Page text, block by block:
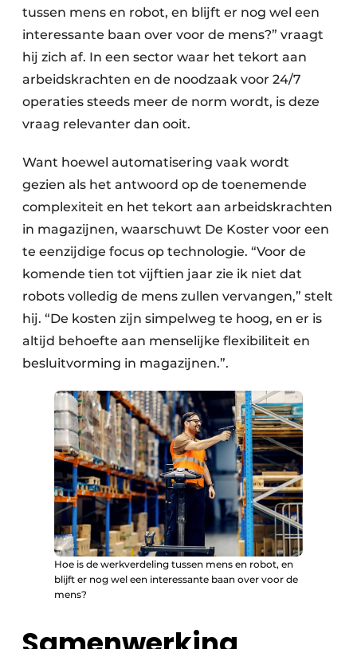
tussen mens en robot, en blijft er nog wel een
interessante baan over voor de mens?” vraagt
hij zich af. In een sector waar het tekort aan
arbeidskrachten en de noodzaak voor 24/7
operaties steeds meer de norm wordt, is deze
vraag relevanter dan ooit.
Want hoewel automatisering vaak wordt
gezien als het antwoord op de toenemende
complexiteit en het tekort aan arbeidskrachten
in magazijnen, waarschuwt De Koster voor een
te eenzijdige focus op technologie. “Voor de
komende tien tot vijftien jaar zie ik niet dat
robots volledig de mens zullen vervangen,” stelt
hij. “De kosten zijn simpelweg te hoog, en er is
altijd behoefte aan menselijke flexibiliteit en
besluitvorming in magazijnen.”.
Hoe is de werkverdeling tussen mens en robot, en
blijft er nog wel een interessante baan over voor de
mens?